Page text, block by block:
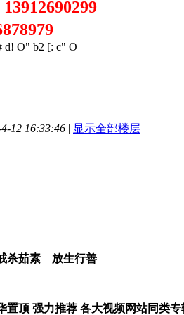
d! O" b2 [: c" O
12 16:33:46 | 显示全部楼层
杀茹素 放生行善
置顶 强力推荐 各大视频网站同类专